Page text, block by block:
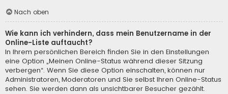
Nach oben
Wie kann ich verhindern, dass mein Benutzername in der
Online-Liste auftaucht?
In Ihrem persönlichen Bereich finden Sie in den Einstellungen
eine Option „Meinen Online-Status während dieser Sitzung
verbergen“. Wenn Sie diese Option einschalten, können nur
Administratoren, Moderatoren und Sie selbst Ihren Online-Status
sehen. Sie werden dann als unsichtbarer Besucher gezählt.